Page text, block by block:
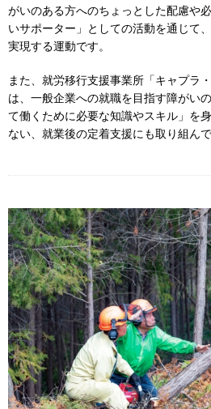
がいのある方へのちょっとした配慮や
いサポーター」としての活動を通じて
実現する運動です。
また、就労移行支援事業所「キャプラ
は、一般企業への就職を目指す障がい
て働くために必要な知識やスキル」を
ない、就業後の定着支援にも取り組んで